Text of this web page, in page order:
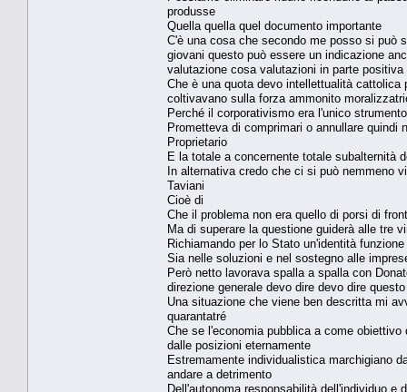
produsse
Quella quella quel documento importante
C'è una cosa che secondo me posso si può
giovani questo può essere un indicazione
valutazione cosa valutazioni in parte positiva
Che è una quota devo intellettualità
coltivavano sulla forza ammonito
Perché il corporativismo era l'unico
Prometteva di comprimari o annullare quindi
Proprietario
E la totale a concernente totale subalternità
In alternativa credo che ci si può nemmeno
Taviani
Cioè di
Che il problema non era quello di porsi di
Ma di superare la questione guiderà alle tre
Richiamando per lo Stato un'identità
Sia nelle soluzioni e nel sostegno alle
Però netto lavorava spalla a spalla con
direzione generale devo dire devo dire questo
Una situazione che viene ben descritta mi
quarantatré
Che se l'economia pubblica a come
dalle posizioni eternamente
Estremamente individualistica marchigiano
andare a detrimento
Dell'autonoma responsabilità dell'individuo